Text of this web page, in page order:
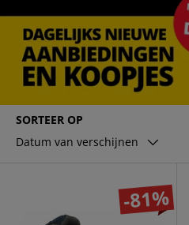
SORTEER OP
Datum van verschijnen
-81%